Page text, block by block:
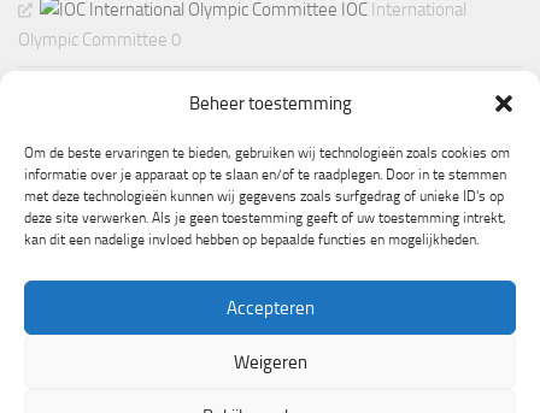
Beheer toestemming
Om de beste ervaringen te bieden, gebruiken wij technologieën zoals cookies om
informatie over je apparaat op te slaan en/of te raadplegen. Door in te stemmen
met deze technologieën kunnen wij gegevens zoals surfgedrag of unieke ID's op
deze site verwerken. Als je geen toestemming geeft of uw toestemming intrekt,
kan dit een nadelige invloed hebben op bepaalde functies en mogelijkheden.
Accepteren
Weigeren
IOC International
Olympic Committee 0
- Ontworpen met de